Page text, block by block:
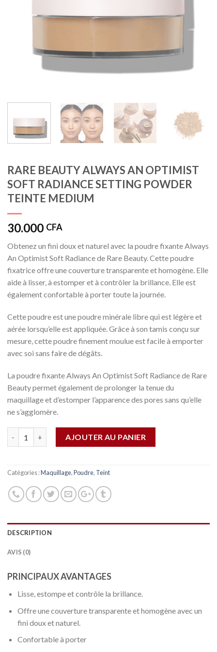
RARE BEAUTY ALWAYS AN OPTIMIST
SOFT RADIANCE SETTING POWDER
TEINTE MEDIUM
30.000 CFA
Obtenez un fini doux et naturel avec la poudre fixante Always
An Optimist Soft Radiance de Rare Beauty. Cette poudre
fixatrice offre une couverture transparente et homogène. Elle
aide à lisser, à estomper et à contrôler la brillance. Elle est
également confortable à porter toute la journée.
Cette poudre est une poudre minérale libre qui est légère et
aérée lorsqu’elle est appliquée. Grâce à son tamis conçu sur
mesure, cette poudre finement moulue est facile à emporter
avec soi sans faire de dégâts.
La poudre fixante Always An Optimist Soft Radiance de Rare
Beauty permet également de prolonger la tenue du
maquillage et d’estomper l’apparence des pores sans qu’elle
ne s’agglomère.
AJOUTER AU PANIER
Catégories :Maquillage,Poudre, Teint
DESCRIPTION
AVIS (0)
PRINCIPAUX AVANTAGES
Lisse, estompe et contrôle la brillance.
Offre une couverture transparente et homogène avec un
fini doux et naturel.
Confortable à porter